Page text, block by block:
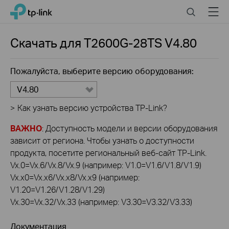
Click
navigation
TP-Link, Reliably Smart SearchMenu
Скачать дляT2600G-28TSV4.80
Пожалуйста, выберите версию оборудования:
V4.80
> Как узнать версию устройства TP-Link?
ВАЖНО: Доступность модели и версии оборудования
зависит от региона. Чтобы узнать о доступности
продукта, посетите региональный веб-сайт TP-Link.
Vx.0=Vx.6/Vx.8/Vx.9 (например: V1.0=V1.6/V1.8/V1.9)
Vx.x0=Vx.x6/Vx.x8/Vx.x9 (например:
V1.20=V1.26/V1.28/V1.29)
Vx.30=Vx.32/Vx.33 (например: V3.30=V3.32/V3.33)
Документация